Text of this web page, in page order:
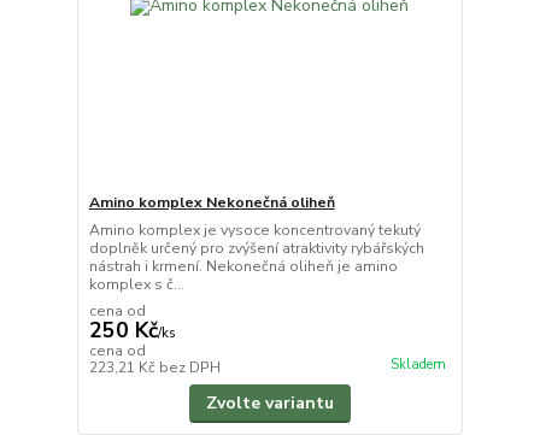
Amino komplex Nekonečná oliheň
Amino komplex je vysoce koncentrovaný tekutý
doplněk určený pro zvýšení atraktivity rybářských
nástrah i krmení. Nekonečná oliheň je amino
komplex s č...
cena od
250 Kč/ks
cena od
223,21 Kč bez DPH Skladem
Zvolte variantu